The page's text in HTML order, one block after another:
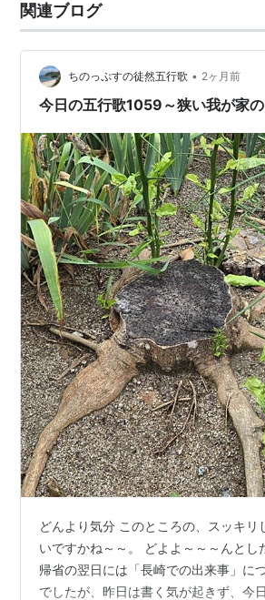
関連ブログ
ちのっぷすの徒然五行歌 • 2ヶ月前
今日の五行歌1059～狭い我が家の
どんより気分 このところの、スッキリ
いですかね～～。 どよよ～～～んとし
帰省の翌日には「長崎での出来事」に
でしたが、昨日は書く気が起きず、今